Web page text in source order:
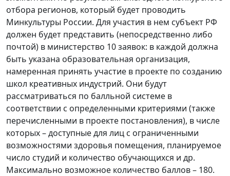
отбора регионов, который будет проводить
Минкультуры России. Для участия в нем субъект РФ
должен будет представить (непосредственно либо
почтой) в министерство 10 заявок: в каждой должна
быть указана образовательная организация,
намеренная принять участие в проекте по созданию
школ креативных индустрий. Они будут
рассматриваться по балльной системе в
соответствии с определенными критериями (также
перечисленными в проекте постановления), в числе
которых – доступные для лиц с ограниченными
возможностями здоровья помещения, планируемое
число студий и количество обучающихся и др.
Максимально возможное количество баллов – 180.